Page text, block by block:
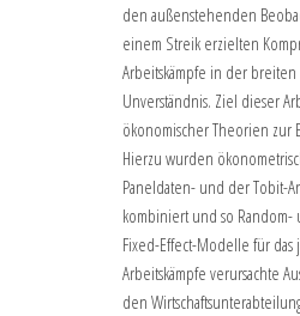
den außenstehenden
einem Streik erzielten
Arbeitskämpfe in der
Unverständnis. Ziel dieser
ökonomischer Theorien zur
Hierzu wurden
Paneldaten- und der Tobit-
kombiniert und so Random-
Fixed-Effect-Modelle für
Arbeitskämpfe verursachte
den